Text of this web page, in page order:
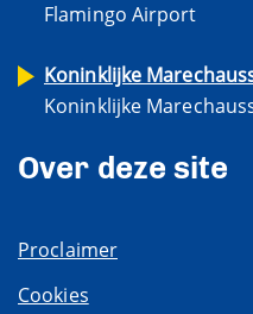
Flamingo Airport
Koninklijke
Koninklijke
Over deze site
Proclaimer
Cookies